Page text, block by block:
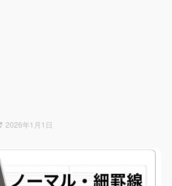
2026年1月1日